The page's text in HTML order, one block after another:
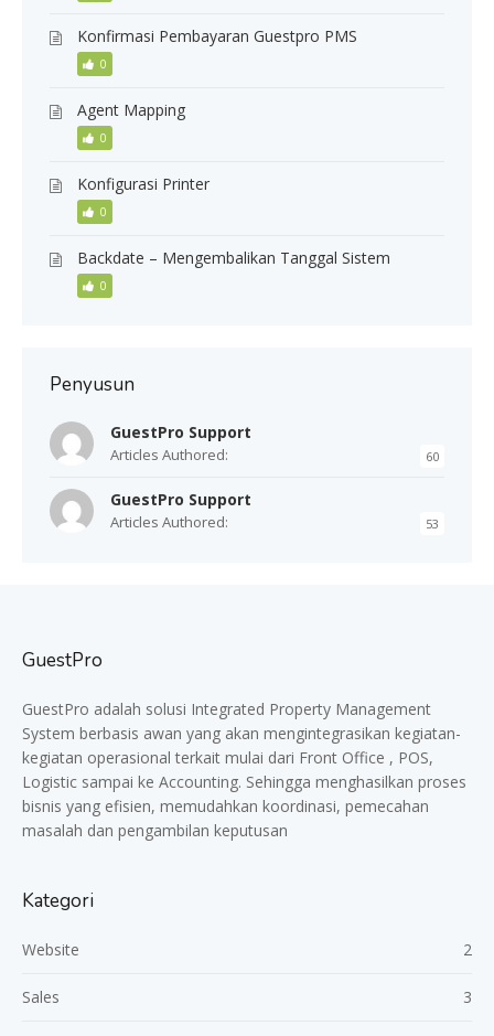
Konfirmasi Pembayaran Guestpro PMS
0
Agent Mapping
0
Konfigurasi Printer
0
Backdate – Mengembalikan Tanggal Sistem
0
Penyusun
GuestPro Support
Articles Authored: 60
GuestPro Support
Articles Authored: 53
GuestPro
GuestPro adalah solusi Integrated Property Management
System berbasis awan yang akan mengintegrasikan kegiatan-
kegiatan operasional terkait mulai dari Front Office , POS,
Logistic sampai ke Accounting. Sehingga menghasilkan proses
bisnis yang efisien, memudahkan koordinasi, pemecahan
masalah dan pengambilan keputusan
Kategori
2
Website
3
Sales